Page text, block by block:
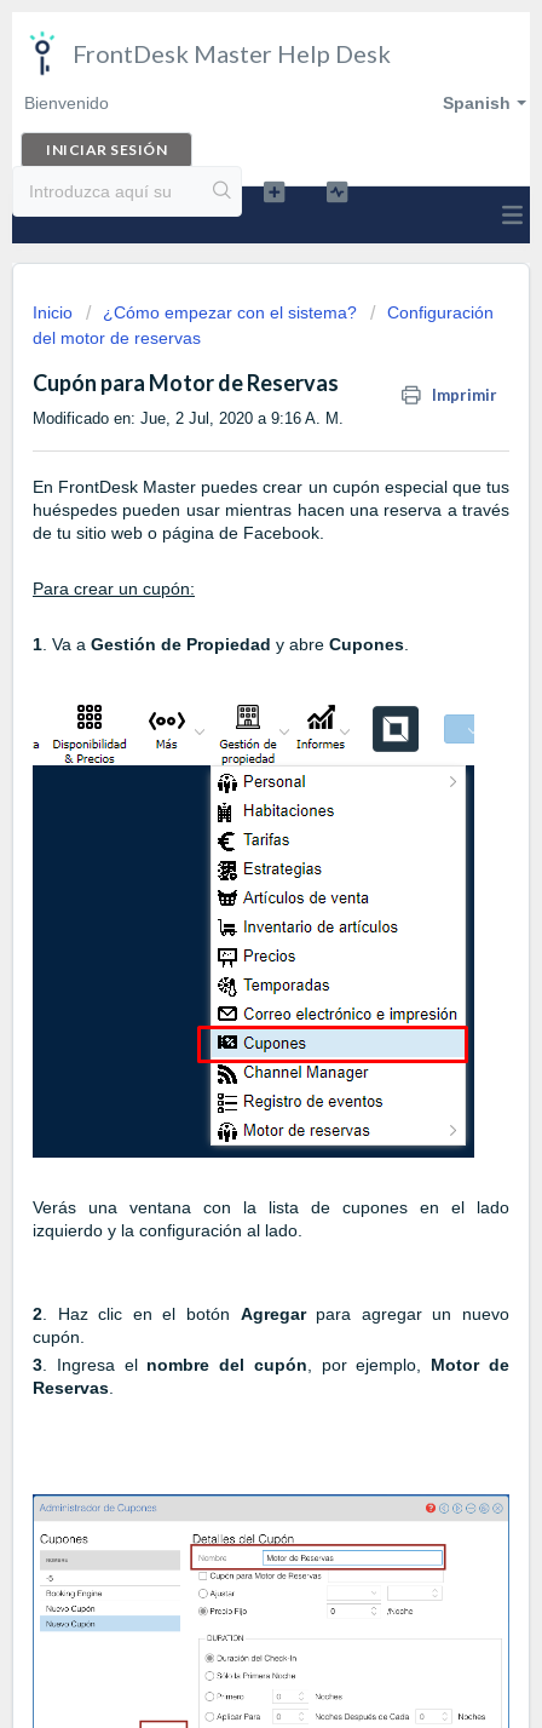
FrontDesk Master Help Desk
Spanish
Bienvenido
INICIAR SESIÓN
Inicio ¿Cómo empezar con el sistema?
Configuración
del motor de reservas
Cupón para Motor de Reservas Imprimir
Modificado en: Jue, 2 Jul, 2020 a 9:16 A. M.
En FrontDesk Master puedes crear un cupón especial que tus
huéspedes pueden usar mientras hacen una reserva a través
de tu sitio web o página de Facebook.
Para crear un cupón:
1. Va a Gestión de Propiedad y abre Cupones.
Verás una ventana con la lista de cupones en el lado
izquierdo y la configuración al lado.
2. Haz clic en el botón Agregarpara agregar un nuevo
cupón.
3. Ingresa el nombre del cupón, por ejemplo, Motor de
Reservas.